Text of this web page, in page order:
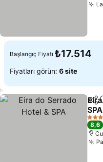
Başlangıç Fiyatı ₺17.514
Fiyatları görün: 6 site
SPA
4
8,6